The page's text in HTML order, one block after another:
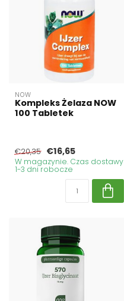
NOW
Kompleks Żelaza NOW
100 Tabletek
€20,35 €16,65
W magazynie. Czas dostawy
1-3 dni robocze